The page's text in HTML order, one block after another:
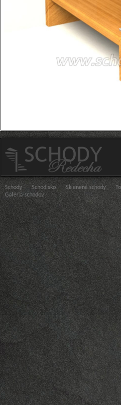
Schody Schodisko Sklenené schody
Galéria schodov